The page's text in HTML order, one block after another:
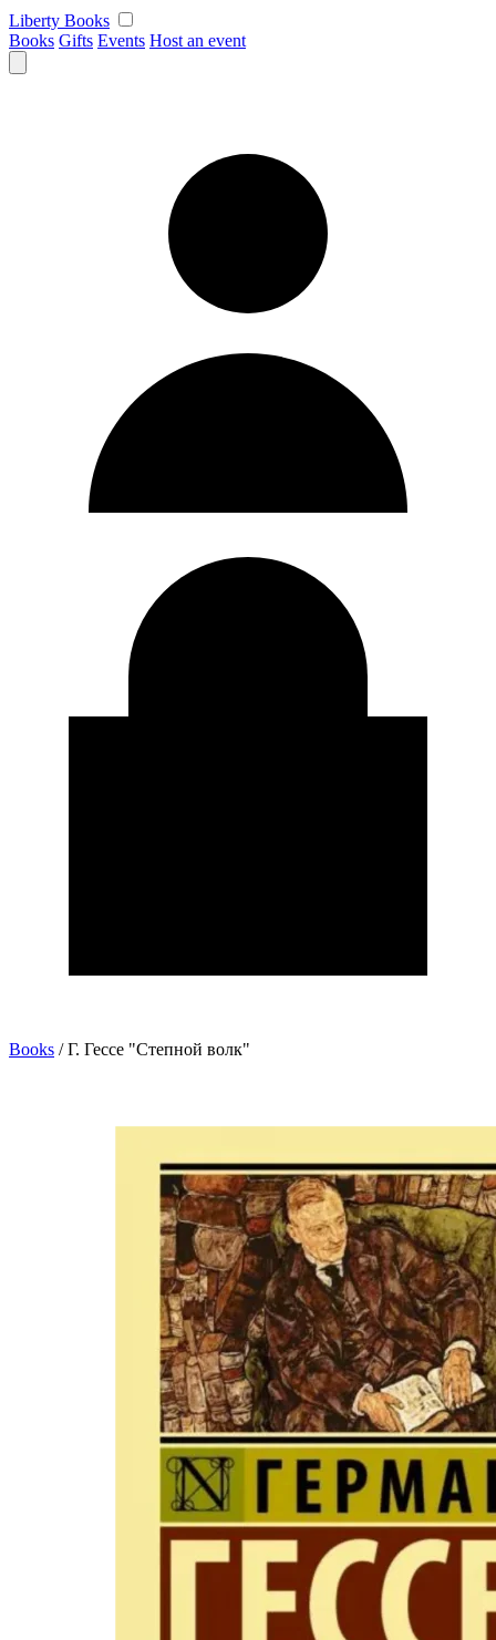
Skip
to
content
Liberty Books
Books Gifts Events Host an event
Books / Г. Гессе "Степной волк"